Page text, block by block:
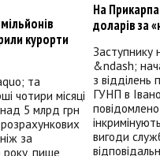
курорти
та
чотири місяці
5 млрд грн
за
року, пише
На
доларів за
Заступнику
&ndash;
з відділень
ГУНП в
вигоди